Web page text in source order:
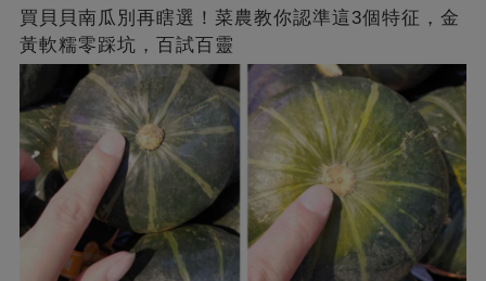
買貝貝南瓜別再瞎選！菜農教你認準這3個特征，金
黃軟糯零踩坑，百試百靈